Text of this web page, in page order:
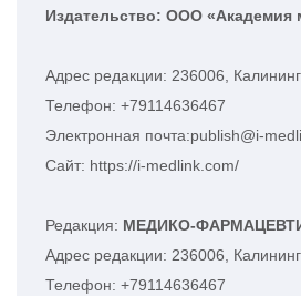
Издательство: ООО «Академия
Адрес редакции: 236006,
Телефон: +79114636467
Электронная почта:publish@i-
Сайт: https://i-medlink.com/
Редакция: МЕДИКО-
Адрес редакции: 236006,
Телефон: +79114636467